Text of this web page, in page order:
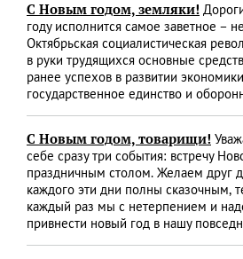
С Новым годом, земляки!
году исполнится самое заветное –
Октябрьская социалистическая
в руки трудящихся основные
ранее успехов в развитии
государственное единство и
С Новым годом, товарищи!
себе сразу три события: встречу
праздничным столом. Желаем друг
каждого эти дни полны сказочным,
каждый раз мы с нетерпением и
привнести новый год в нашу